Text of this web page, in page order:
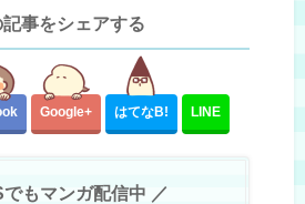
記事をシェアする
Google+ はてなB! LINE
でもマンガ配信中 ／